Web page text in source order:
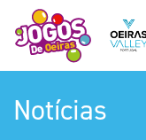
Notícias